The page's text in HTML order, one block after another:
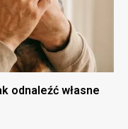
odnaleźć własne